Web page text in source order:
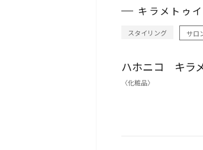
キラメトゥ
スタイリング サロ
ハホニコ キラ
〈化粧品〉